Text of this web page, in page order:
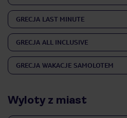
GRECJA LAST MINUTE
GRECJA ALL INCLUSIVE
GRECJA WAKACJE SAMOLOTEM
Wyloty z miast